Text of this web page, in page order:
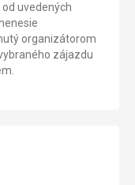
uvedených
organizátorom
zájazdu